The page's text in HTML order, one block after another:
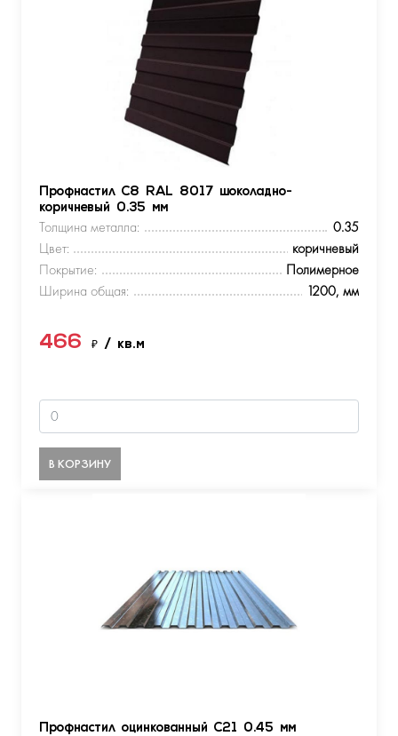
Профнастил С8 RAL 8017 шоколадно-
коричневый 0.35 мм
Толщина металла:
0.35
Цвет:
коричневый
Покрытие:
Полимерное
Ширина общая:
1200, мм
466 ₽ / кв.м
В КОРЗИНУ
Профнастил оцинкованный С21 0.45 мм